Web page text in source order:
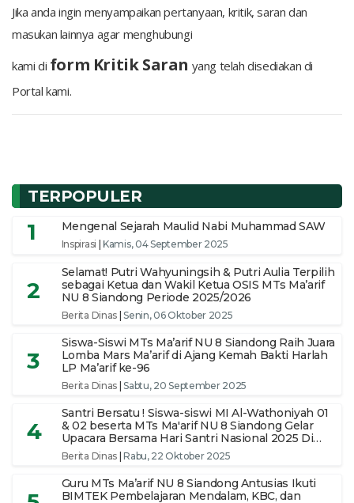
Jika anda ingin menyampaikan pertanyaan, kritik, saran dan
masukan lainnya agar menghubungi
kami di form Kritik Saran yang telah disediakan di
Portal kami.
TERPOPULER
1 Mengenal Sejarah Maulid Nabi Muhammad SAW
Inspirasi |Kamis, 04 September 2025
2
Selamat! Putri Wahyuningsih & Putri Aulia Terpilih
sebagai Ketua dan Wakil Ketua OSIS MTs Ma’arif
NU 8 Siandong Periode 2025/2026
Berita Dinas |Senin, 06 Oktober 2025
3
Siswa-Siswi MTs Ma’arif NU 8 Siandong Raih Juara
Lomba Mars Ma’arif di Ajang Kemah Bakti Harlah
LP Ma’arif ke-96
Berita Dinas |Sabtu, 20 September 2025
4
Santri Bersatu ! Siswa-siswi MI Al-Wathoniyah 01
& 02 beserta MTs Ma'arif NU 8 Siandong Gelar
Upacara Bersama Hari Santri Nasional 2025 Di
pimpin Ketua Yayasan
Berita Dinas |Rabu, 22 Oktober 2025
Guru MTs Ma’arif NU 8 Siandong Antusias Ikuti
BIMTEK Pembelajaran Mendalam, KBC, dan